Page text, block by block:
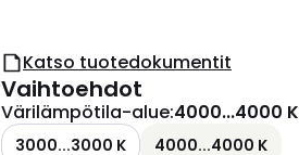
Katso tuotedokumentit
Vaihtoehdot
Värilämpötila-alue:4000...4000 K
3000...3000 K 4000...4000 K